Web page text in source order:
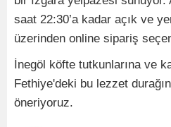
saat 22:30’a kadar açık ve
üzerinden online sipariş
İnegöl köfte tutkunlarına ve
Fethiye'deki bu lezzet
öneriyoruz.